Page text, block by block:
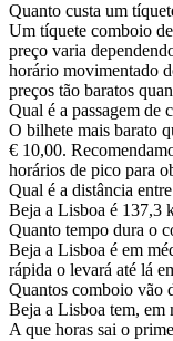
Quanto custa um
Um tíquete comboio
preço varia
horário movimentado
preços tão baratos
Qual é a passagem de
O bilhete mais barato
€ 10,00.
horários de pico para
Qual é a distância
Beja a Lisboa é 137,3
Quanto tempo dura o
Beja a Lisboa é em
rápida o levará até lá
Quantos comboio vão
Beja a Lisboa tem, em
A que horas sai o